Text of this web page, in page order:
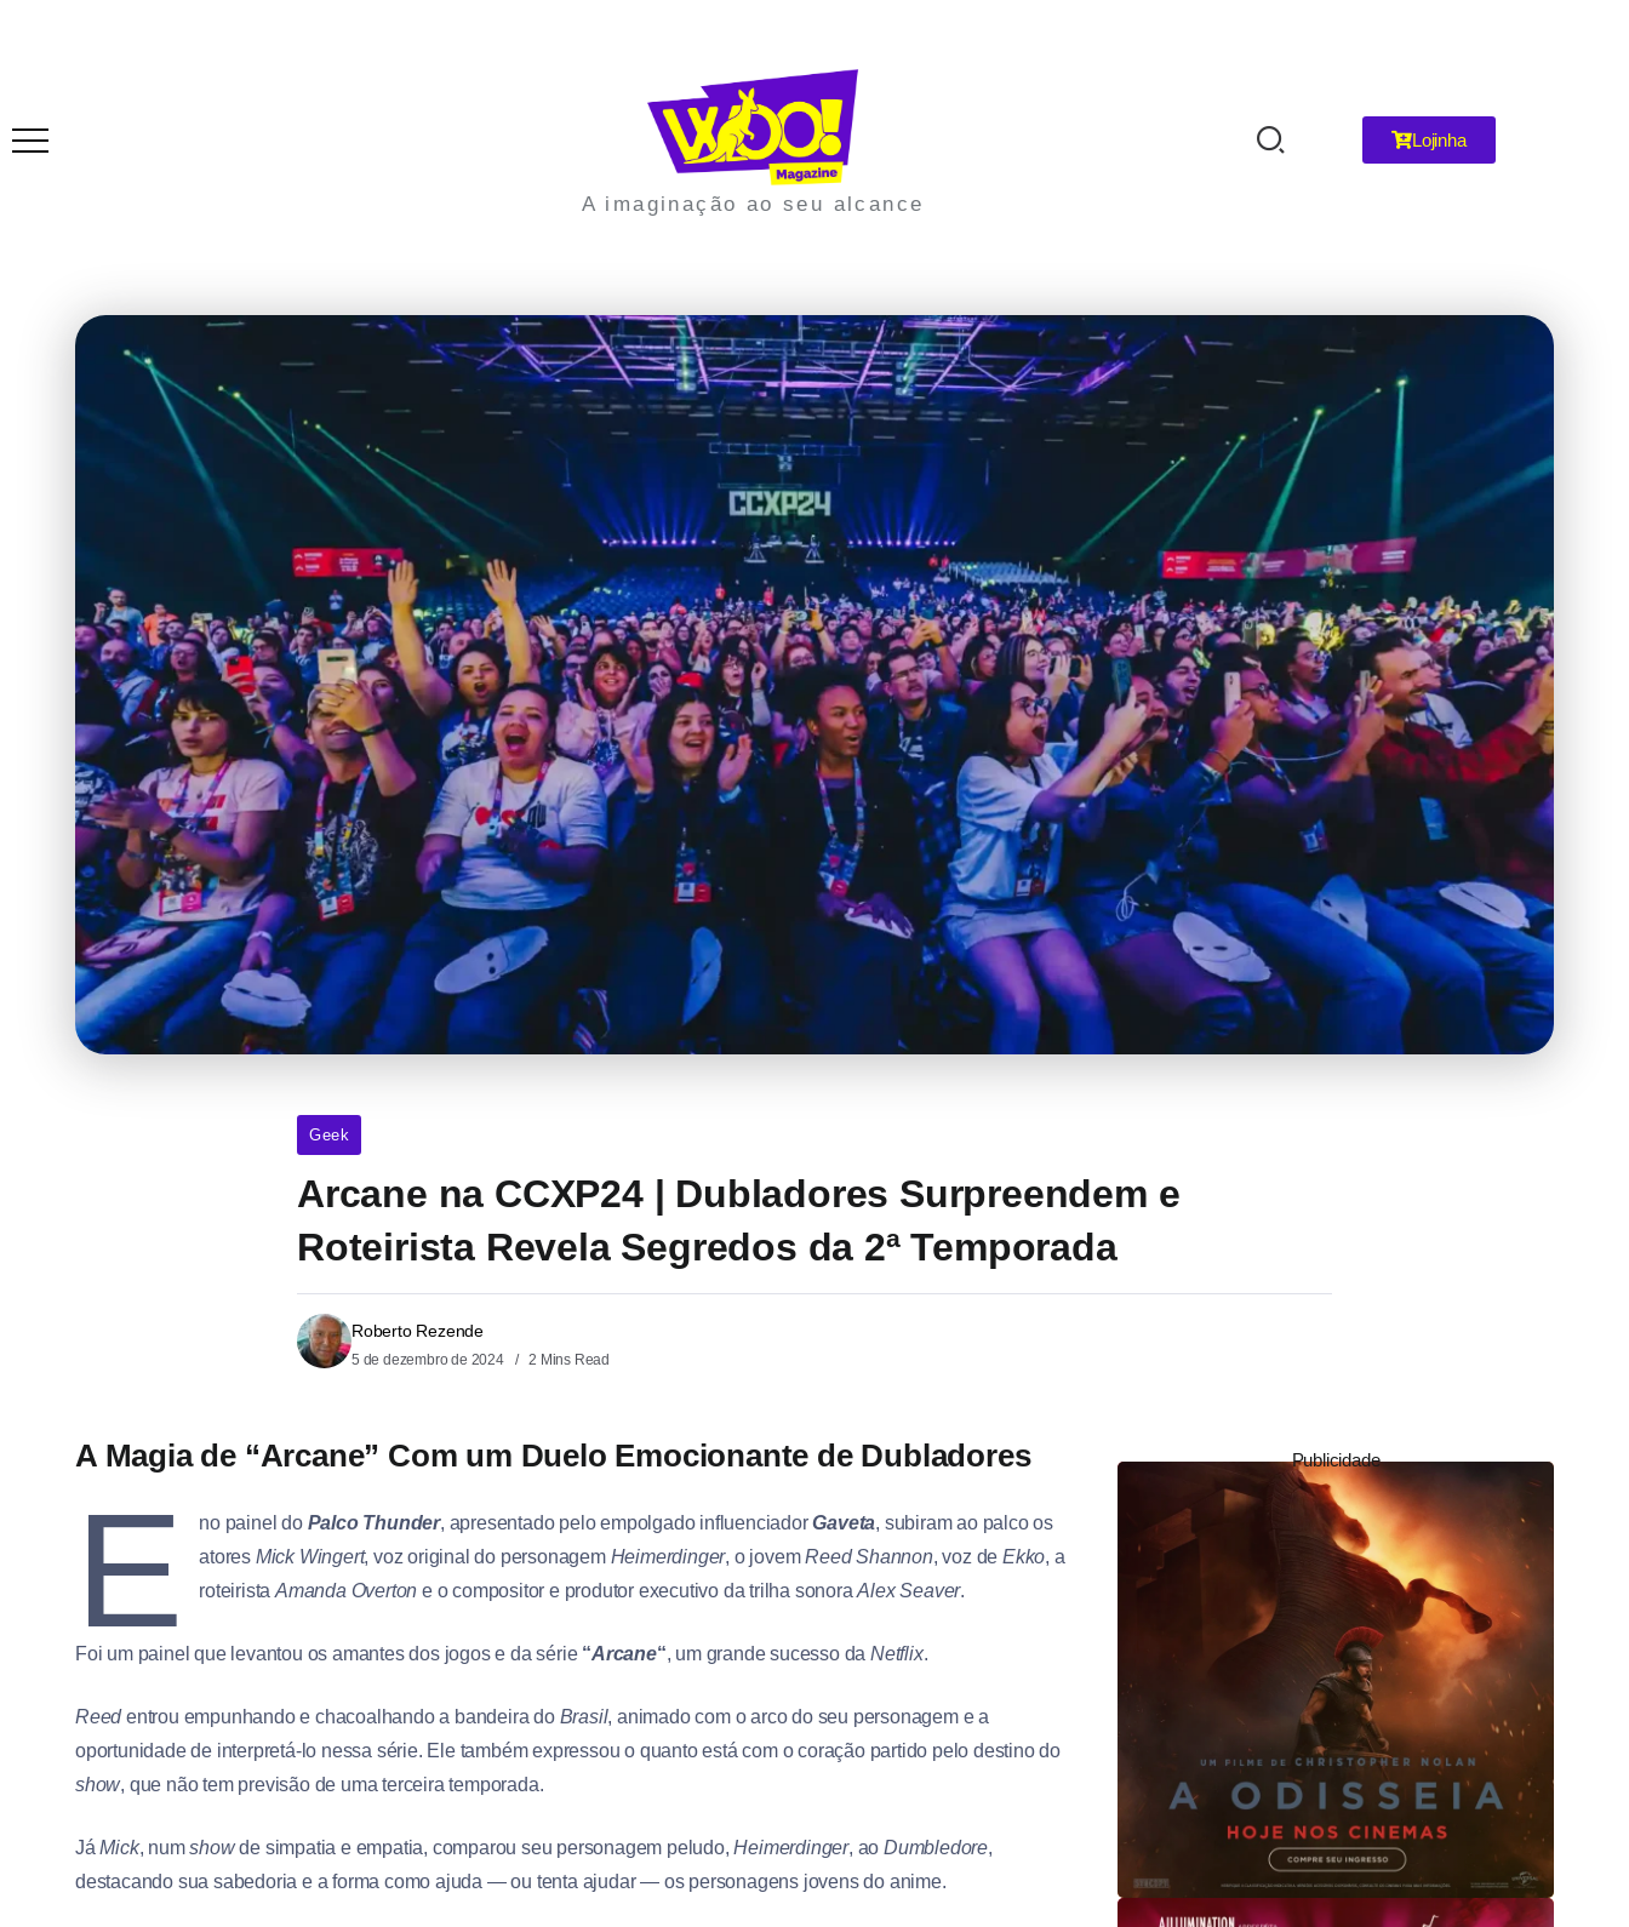
A imaginação ao seu alcance
Lojinha
Geek
Arcane na CCXP24 | Dubladores Surpreendem e
Roteirista Revela Segredos da 2ª Temporada
Roberto Rezende
5 de dezembro de 2024 2 Mins Read
A Magia de “Arcane” Com um Duelo Emocionante de Dubladores
E no painel do Palco Thunder, apresentado pelo empolgado influenciadorGaveta, subiram ao palco os
atores Mick Wingert, voz original do personagem Heimerdinger, o jovemReed Shannon, voz deEkko, a
roteiristaAmanda Overton e o compositor e produtor executivo da trilha sonoraAlex Seaver.
Foi um painel que levantou os amantes dos jogos e da série “Arcane“, um grande sucesso daNetflix.
Reedentrou empunhando e chacoalhando a bandeira do Brasil, animado com o arco do seu personagem e a
oportunidade de interpretá-lo nessa série. Ele também expressou o quanto está com o coração partido pelo destino do
show, que não tem previsão de uma terceira temporada.
JáMick, numshowde simpatia e empatia, comparou seu personagem peludo,Heimerdinger, aoDumbledore,
destacando sua sabedoria e a forma como ajuda — ou tenta ajudar — os personagens jovens do anime.
Publicidade